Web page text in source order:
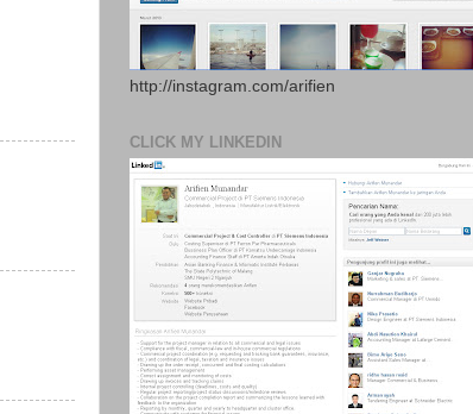
http://instagram.com/arifien
CLICK MY LINKEDIN